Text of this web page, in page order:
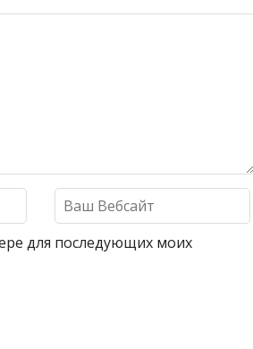
для последующих моих